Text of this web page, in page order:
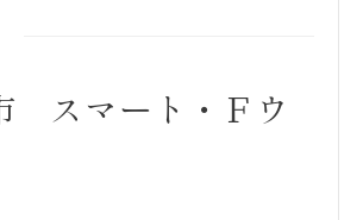
スマート・Ｆウ